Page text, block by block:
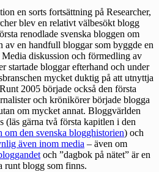
en sorts fortsättning på Researcher,
blev en relativt välbesökt blogg
renodlade svenska bloggen om
av en handfull bloggar som byggde en
diskussion och förmedling av
startade bloggar efterhand och under
mycket duktig på att utnyttja
2005 började också den första
och krönikörer började blogga
om mycket annat. Bloggvärlden
(läs gärna två första kapitlen i den
om den svenska blogghistorien) och
även inom media – även om
och ”dagbok på nätet” är en
runt blogg som finns.